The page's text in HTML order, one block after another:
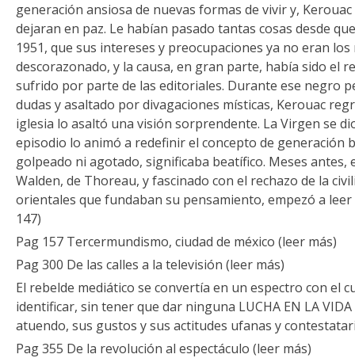
generación ansiosa de nuevas formas de vivir y,
dejaran en paz. Le habían pasado tantas cosas desde
1951, que sus intereses y preocupaciones ya no eran los
descorazonado, y la causa, en gran parte, había sido el
sufrido por parte de las editoriales. Durante ese negro
dudas y asaltado por divagaciones místicas, Kerouac
iglesia lo asaltó una visión sorprendente. La Virgen se
episodio lo animó a redefinir el concepto de generación
golpeado ni agotado, significaba beatífico. Meses antes,
Walden, de Thoreau, y fascinado con el rechazo de la
orientales que fundaban su pensamiento, empezó a
147)
Pag 157 Tercermundismo, ciudad de méxico (leer más)
Pag 300 De las calles a la televisión (leer más)
El rebelde mediático se convertía en un espectro con el
identificar, sin tener que dar ninguna LUCHA EN LA
atuendo, sus gustos y sus actitudes ufanas y
Pag 355 De la revolución al espectáculo (leer más)